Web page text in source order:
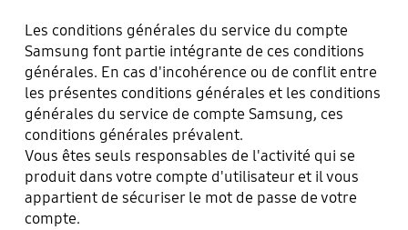
Les conditions générales du service du compte
Samsung font partie intégrante de ces conditions
générales. En cas d'incohérence ou de conflit entre
les présentes conditions générales et les conditions
générales du service de compte Samsung, ces
conditions générales prévalent.
Vous êtes seuls responsables de l'activité qui se
produit dans votre compte d'utilisateur et il vous
appartient de sécuriser le mot de passe de votre
compte.